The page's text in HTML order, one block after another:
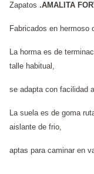
Zapatos .AMALITA
Fabricados en hermoso
La horma es de
talle habitual,
se adapta con facilidad
La suela es de goma
aislante de frio,
aptas para caminar en